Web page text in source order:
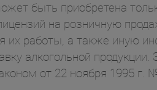
быть приобретена
на розничную
их работы, а также иную
алкогольной
от 22 ноября 1995